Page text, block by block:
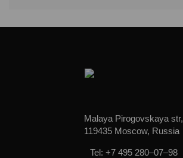
Malaya Pirogovskaya str,
119435 Moscow, Russia
Tel: +7 495 280–07–98